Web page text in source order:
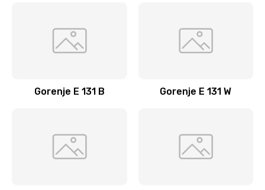
Замена микровыключателя
Замена трубки высокого давления
Gorenje E 131 B Gorenje E 131 W